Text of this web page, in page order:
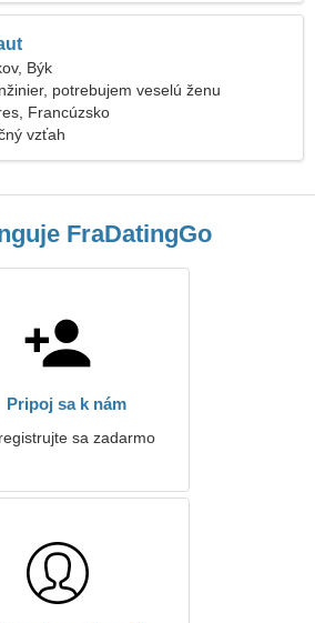
Býk
potrebujem veselú ženu
Francúzsko
vzťah
FraDatingGo
Pripoj sa k nám
sa zadarmo